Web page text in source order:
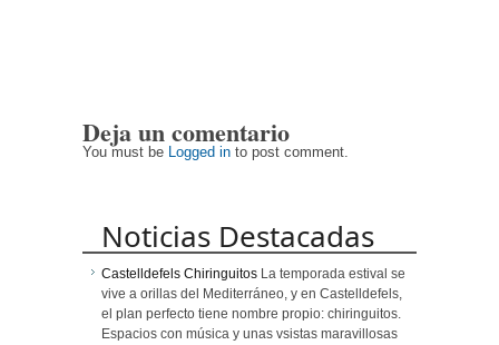
Deja un comentario
You must be Logged in to post comment.
Noticias Destacadas
Castelldefels Chiringuitos La temporada estival se
vive a orillas del Mediterráneo, y en Castelldefels,
el plan perfecto tiene nombre propio: chiringuitos.
Espacios con música y unas vsistas maravillosas